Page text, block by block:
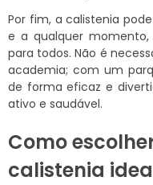
Por fim, a calistenia
e a qualquer
para todos. Não é
academia; com um
de forma eficaz e
ativo e saudável.
Como
calistenia